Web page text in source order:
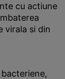
cu actiune
virala si din